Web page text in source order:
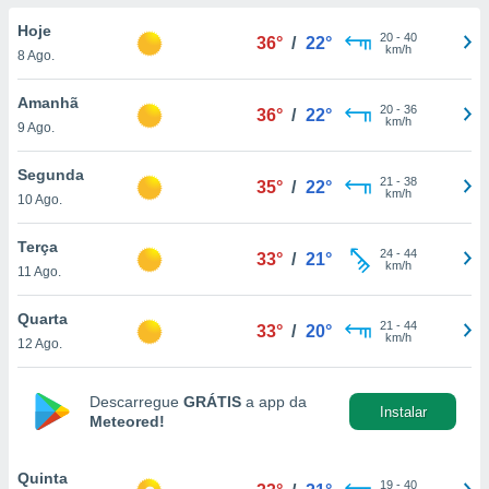
e
nossa
e
a
cookies
parte
Hoje
8 Ago.
36° / 22° 20- 40
km/h
Amanhã
9 Ago.
36° / 22° 20- 36
km/h
Segunda
10 Ago.
35° / 22° 21 - 38
km/h
Terça
11 Ago.
33° / 21° 24- 44
km/h
Quarta
12 Ago.
33° / 20° 21 - 44
km/h
Descarregue GRÁTIS a app da
Meteored!
Instalar
Quinta 19- 40